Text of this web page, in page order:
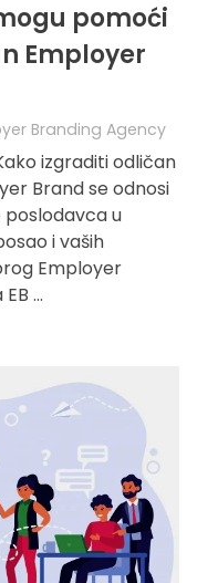
pomoći
Employer
Branding Agency
izgraditi odličan
Brand se odnosi
poslodavca u
i vaših
Employer
...